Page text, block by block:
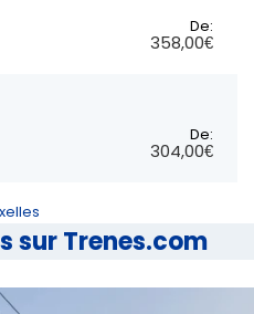
De:
358,00€
De:
304,00€
sur Trenes.com